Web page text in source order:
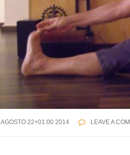
AGOSTO 22+01:00 2014 LEAVE A